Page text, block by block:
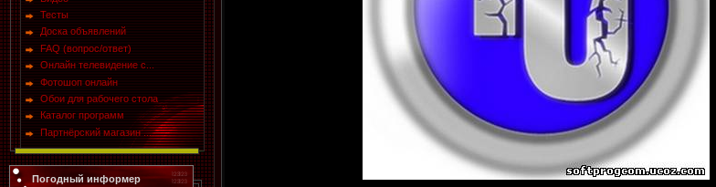
Тесты
Доска объявлений
FAQ (вопрос/ответ)
Онлайн телевидение с...
Фотошоп онлайн
Обои для рабочего стола
Каталог программ
Партнёрский магазин ...
Погодный информер